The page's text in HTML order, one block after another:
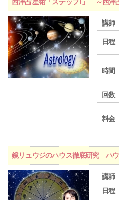
西洋占星術「ステップ1」 ～西洋
講師
日程
時間
回数
料金
鏡リュウジのハウス徹底研究 ハ
講師
日程